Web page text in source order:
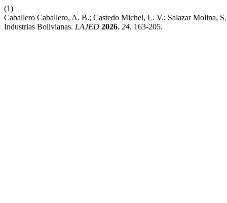
(1)
Caballero Caballero, A. B.; Castedo Michel, L. V.; Salazar Molina,
Industrias Bolivianas. LAJED 2026, 24, 163-205.